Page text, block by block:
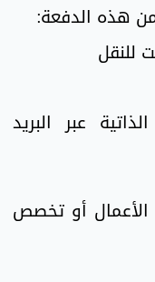
هذه الدفعة:
عبر البريد
الأعمال أو تخصص